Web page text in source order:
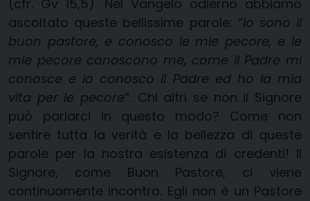
(cfr. Gv 15,5). Nel Vangelo odierno abbiamo
ascoltato queste bellissime parole: “Io sono il
buon pastore, e conosco le mie pecore, e le
mie pecore conoscono me, come il Padre mi
conosce e io conosco il Padre ed ho la mia
vita per le pecore“. Chi altri se non il Signore
può parlarci in questo modo? Come non
sentire tutta la verità e la bellezza di queste
parole per la nostra esistenza di credenti! Il
Signore, come Buon Pastore, ci viene
continuamente incontro. Egli non è un Pastore